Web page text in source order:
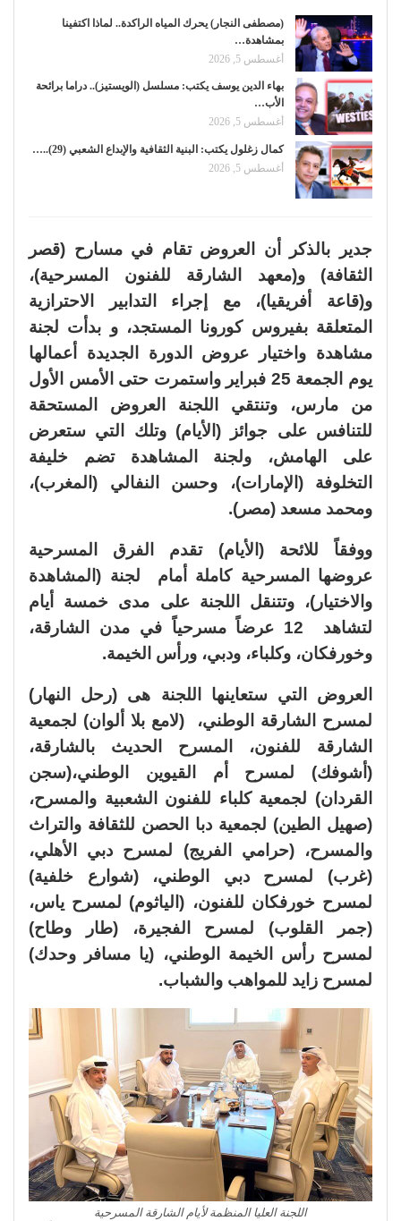
(مصطفى النجار) يحرك المياه الراكدة.. لماذا اكتفينا
بمشاهدة…
أغسطس 5, 2026
بهاء الدين يوسف يكتب: مسلسل (الويستيز).. دراما برائحة
الأب…
أغسطس 5, 2026
كمال زغلول يكتب: البنية الثقافية والإبداع الشعبي (29)..…
أغسطس 5, 2026
جدير بالذكر أن العروض تقام في مسارح (قصر
الثقافة) و(معهد الشارقة للفنون المسرحية)،
و(قاعة أفريقيا)، مع إجراء التدابير الاحترازية
المتعلقة بفيروس كورونا المستجد، و بدأت لجنة
مشاهدة واختيار عروض الدورة الجديدة أعمالها
يوم الجمعة 25 فبراير واستمرت حتى الأمس الأول
من مارس، وتنتقي اللجنة العروض المستحقة
للتنافس على جوائز (الأيام) وتلك التي ستعرض
على الهامش، ولجنة المشاهدة تضم خليفة
التخلوفة (الإمارات)، وحسن النفالي (المغرب)،
ومحمد مسعد (مصر).
ووفقاً للائحة (الأيام) تقدم الفرق المسرحية
عروضها المسرحية كاملة أمام لجنة (المشاهدة
والاختيار)، وتتنقل اللجنة على مدى خمسة أيام
لتشاهد 12 عرضاً مسرحياً في مدن الشارقة،
وخورفكان، وكلباء، ودبي، ورأس الخيمة.
العروض التي ستعاينها اللجنة هى (رحل النهار)
لمسرح الشارقة الوطني، (لامع بلا ألوان) لجمعية
الشارقة للفنون، المسرح الحديث بالشارقة،
(أشوفك) لمسرح أم القيوين الوطني،(سجن
القردان) لجمعية كلباء للفنون الشعبية والمسرح،
(صهيل الطين) لجمعية دبا الحصن للثقافة والتراث
والمسرح، (حرامي الفريج) لمسرح دبي الأهلي،
(غرب) لمسرح دبي الوطني، (شوارع خلفية)
لمسرح خورفكان للفنون، (الياثوم) لمسرح ياس،
(جمر القلوب) لمسرح الفجيرة، (طار وطاح)
لمسرح رأس الخيمة الوطني، (يا مسافر وحدك)
لمسرح زايد للمواهب والشباب.
اللجنة العليا المنظمة لأيام الشارقة المسرحية